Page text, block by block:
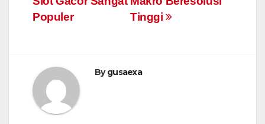
Tinggi
Populer
Bygusaexa